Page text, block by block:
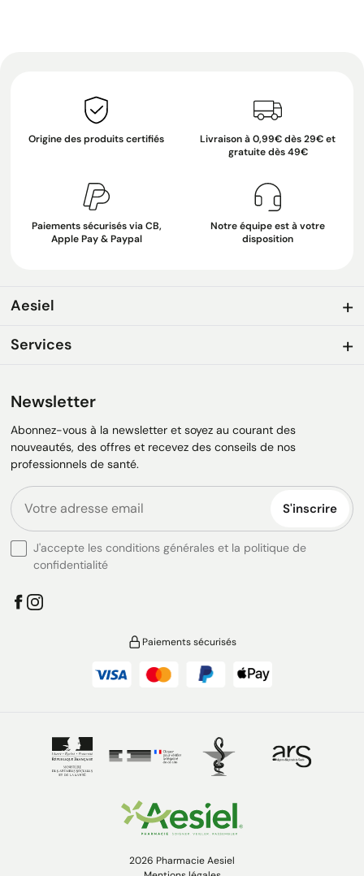
Origine des produits certifiés
Livraison à 0,99€ dès 29€ et
gratuite dès 49€
Paiements sécurisés via CB,
Apple Pay & Paypal
Notre équipe est à votre
disposition
Aesiel
Services
Newsletter
Abonnez-vous à la newsletter et soyez au courant des
nouveautés, des offres et recevez des conseils de nos
professionnels de santé.
S'inscrire
J'accepte les conditions générales et la politique de
confidentialité
Paiements sécurisés
2026 Pharmacie Aesiel